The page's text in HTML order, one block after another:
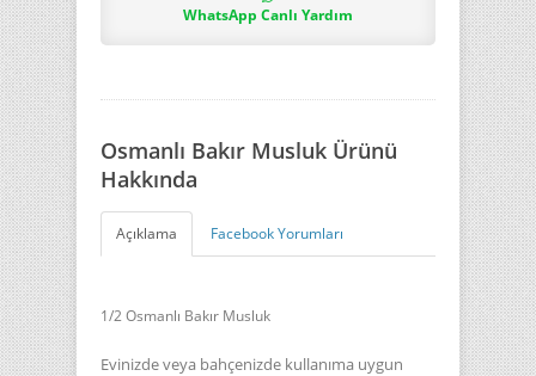
WhatsApp Canlı Yardım
Osmanlı Bakır Musluk Ürünü
Hakkında
Açıklama Facebook Yorumları
1/2 Osmanlı Bakır Musluk
Evinizde veya bahçenizde kullanıma uygun